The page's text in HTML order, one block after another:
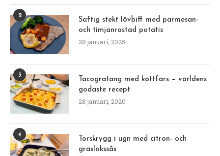
2
Saftig stekt lövbiff med parmesan-
och timjanrostad potatis
28 januari, 2025
3
Tacogratäng med köttfärs – världens
godaste recept
28 januari, 2020
4
Torskrygg i ugn med citron- och
gräslökssås